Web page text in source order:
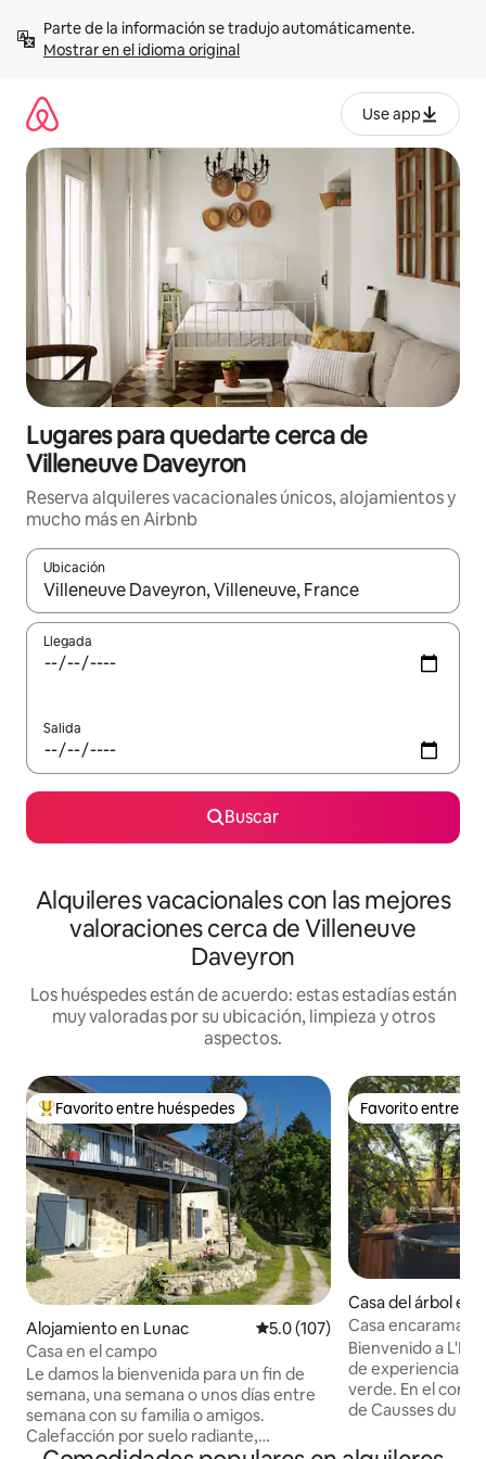
contenidoMostrar en el idioma original
Use app
Lugares para quedarte cerca de
Villeneuve Daveyron
Reserva alquileres vacacionales únicos, alojamientos y
mucho más en Airbnb
Ubicación
Cuando los resultados estén disponibles, navega con las
Llegada
Salida
Buscar
Alquileres vacacionales con las mejores
valoraciones cerca de Villeneuve
Daveyron
Los huéspedes están de acuerdo: estas estadías están
muy valoradas por su ubicación, limpieza y otros
aspectos.
Favorito entre huéspedes preferido
Favorito entre huéspedes
Alojamiento en Lunac Calificación promedio: 5.0 de
5.0 (107)
Casa en el campo
Le damos la bienvenida para un fin de
semana, una semana o unos días entre
semana con su familia o amigos.
Calefacción por suelo radiante,
Favorito entre
Favorito entre
Casa del árbol en
s
Casa
Bienvenido a
de experiencias
verde. En el corazón del Parque Natural
de Causses du
estrellado de